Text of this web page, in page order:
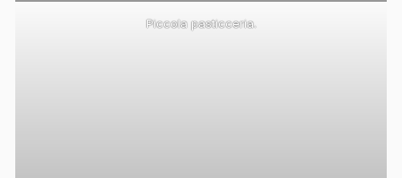
Piccola pasticceria.